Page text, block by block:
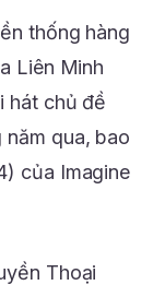
thống hàng
Liên Minh
hát chủ đề
qua, bao
của Imagine
Thoại